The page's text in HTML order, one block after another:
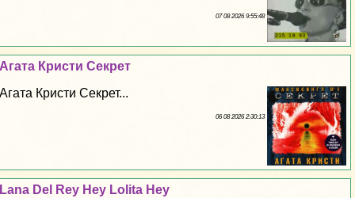
07 08 2026 9:55:48
Агата Кристи Секрет
Агата Кристи Секрет...
06 08 2026 2:30:13
Lana Del Rey Hey Lolita Hey